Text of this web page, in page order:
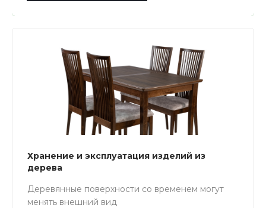
Хранение и эксплуатация изделий из
дерева
Деревянные поверхности со временем могут
менять внешний вид